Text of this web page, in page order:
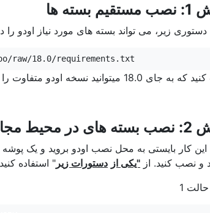
بسته ها
دستوری زیر، می تواند بسته های مورد نیاز اودو را
raw/18.0/requirements.txt
18.0 میتوانید نسخه اودو متفاوت را وارد کنید مثلا 19.0
پایتون
این کار بایستی به محل نصب اودو بروید و یک پوشه
و نصب کنید. از "یکی از دستورات زیر " استفاده
حالت 1